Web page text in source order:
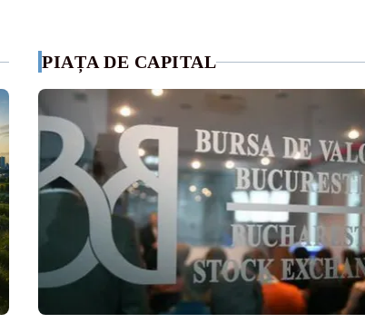
PIAȚA DE CAPITAL